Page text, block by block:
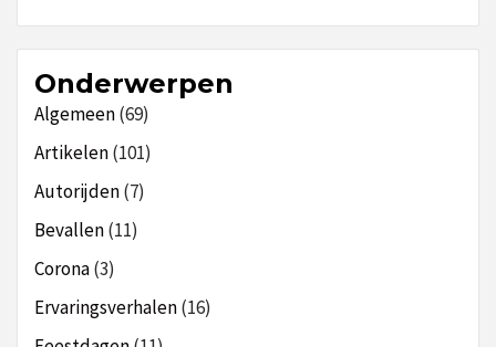
Onderwerpen
Algemeen(69)
Artikelen(101)
Autorijden(7)
Bevallen(11)
Corona(3)
Ervaringsverhalen(16)